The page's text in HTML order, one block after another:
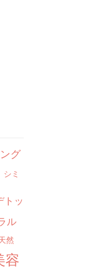
グ
シミ
トッ
ル
然
容